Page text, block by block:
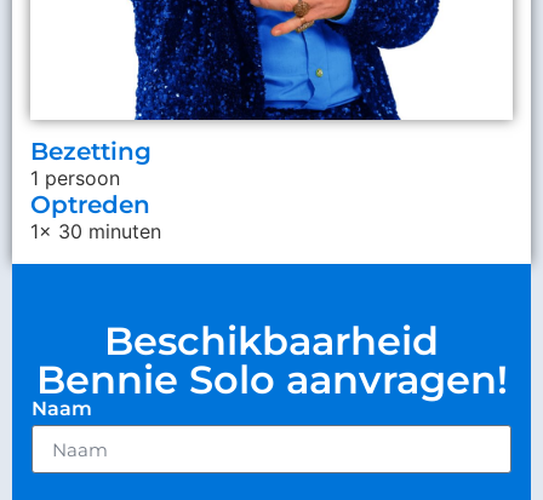
Bezetting
1 persoon
Optreden
1x 30 minuten
Beschikbaarheid
Bennie Solo aanvragen!
Naam